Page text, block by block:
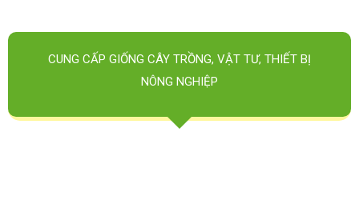
CUNG CẤP GIỐNG CÂY TRỒNG, VẬT TƯ, THIẾT BỊ
NÔNG NGHIỆP